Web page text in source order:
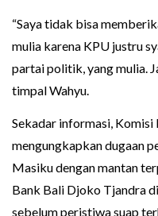
“Saya tidak bisa
mulia karena KPU justru
partai politik, yang mulia.
timpal Wahyu.
Sekadar informasi,
mengungkapkan dugaan
Masiku dengan mantan
Bank Bali Djoko Tjandra
sebelum peristiwa suap